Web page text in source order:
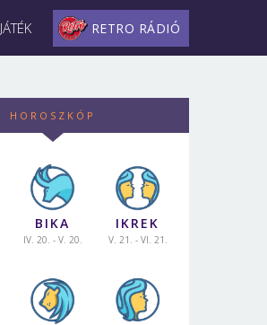
JÁTÉK RETRO RÁDIÓ
HOROSZKÓP
BIKA
IV. 20. - V. 20.
IKREK
V. 21. - VI. 21.